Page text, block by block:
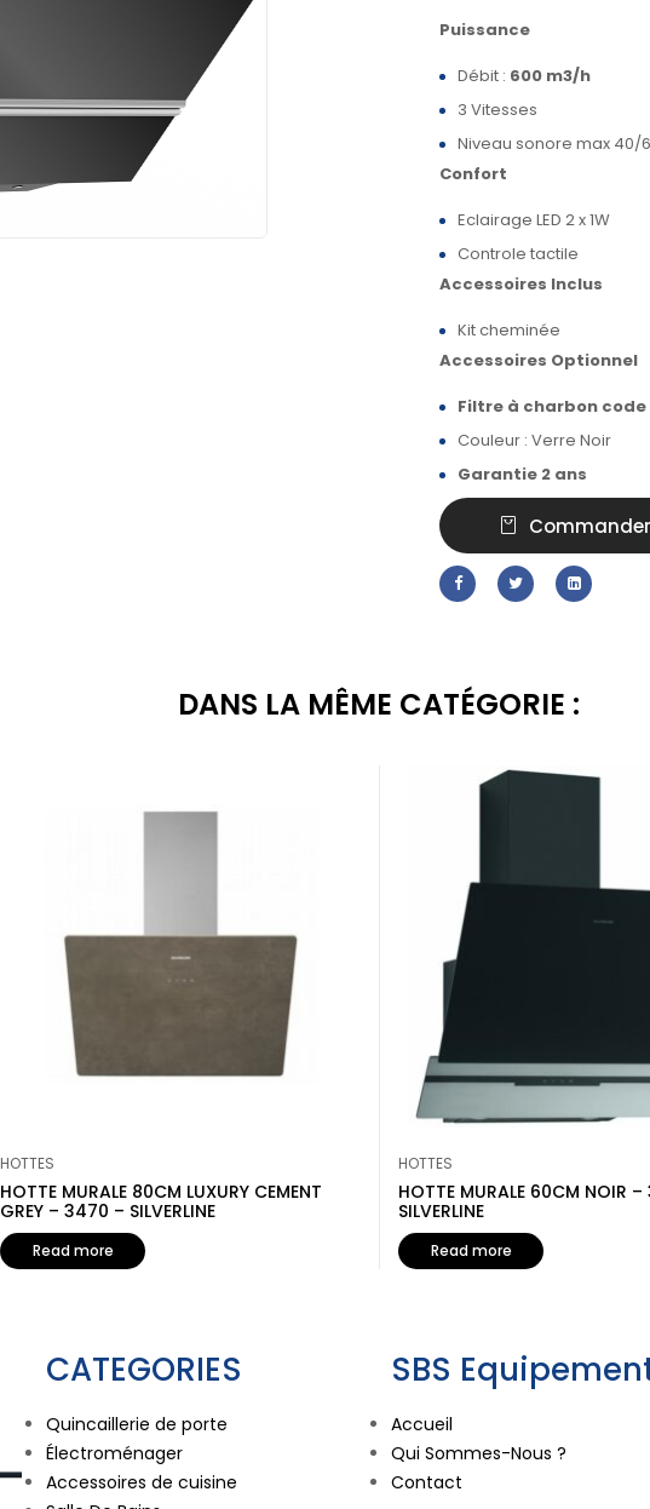
Puissance
Débit : 600 m3/h
3 Vitesses
Niveau sonore max 40/
Confort
Eclairage LED 2 x 1W
Controle tactile
Accessoires Inclus
Kit cheminée
Accessoires Optionnel
Filtre à charbon code
Couleur : Verre Noir
Garantie 2 ans
Commander
DANS LA MÊME CATÉGORIE :
HOTTES
HOTTE MURALE 80CM LUXURY CEMENT
GREY – 3470 – SILVERLINE
Read more
HOTTES
HOTTE MURALE 60CM NOIR
SILVERLINE
Read more
CATEGORIES
Quincaillerie de porte
Électroménager
Accessoires de cuisine
SBS
Accueil
Qui Sommes-Nous ?
Contact